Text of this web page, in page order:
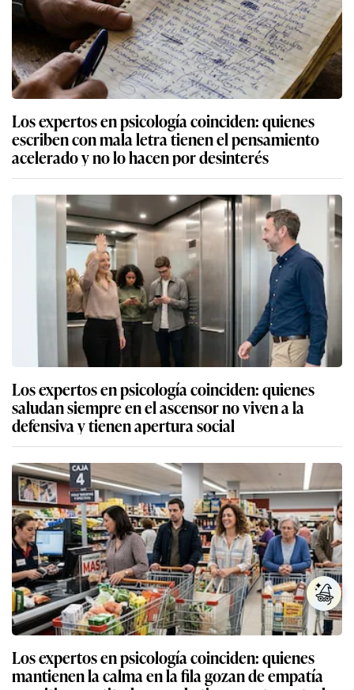
Los expertos en psicología coinciden: quienes
escriben con mala letra tienen el pensamiento
acelerado y no lo hacen por desinterés
Los expertos en psicología coinciden: quienes
saludan siempre en el ascensor no viven a la
defensiva y tienen apertura social
Los expertos en psicología coinciden: quienes
mantienen la calma en la fila gozan de empatía